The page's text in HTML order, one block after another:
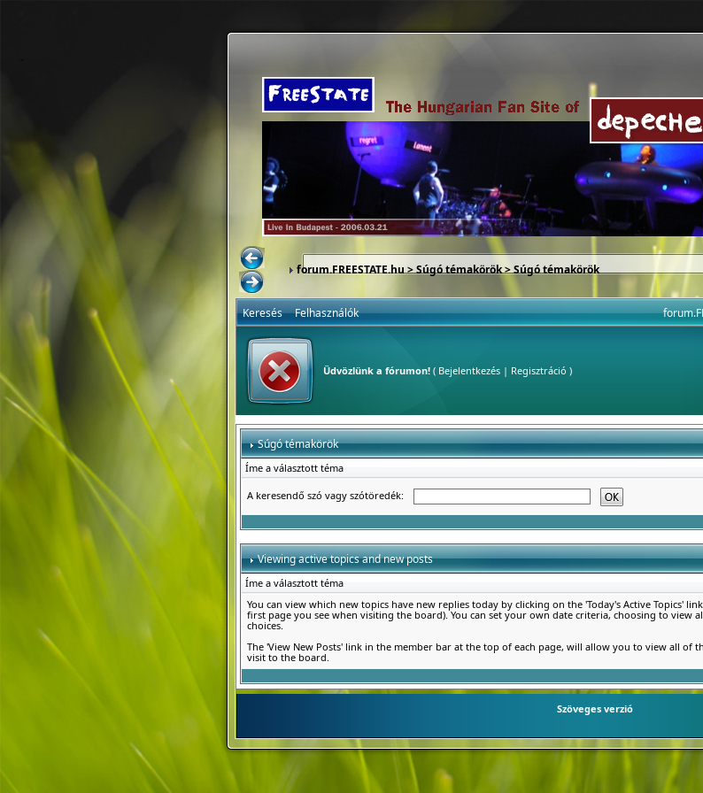
forum.FREESTATE.hu>Súgó témakörök> Súgó témakörök
Keresés Felhasználók
Üdvözlünk a fórumon!( Bejelentkezés| Regisztráció )
Súgó témakörök
Íme a választott téma
A keresendő szó vagy szótöredék:
Viewing active topics and new posts
Íme a választott téma
You can view which new topics have new replies today by clicking on the 'Today's Active Topics'
first page you see when visiting the board). You can set your own date criteria, choosing to view
choices.
The 'View New Posts' link in the member bar at the top of each page, will allow you to view all of
visit to the board.
Szöveges verzió